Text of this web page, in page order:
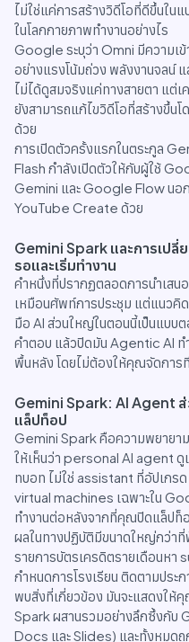
ไม่ใช่แค่การสร้างวิดีโอที่ดีขึ้นในแ
ในโลกกายภาพทำงานอย่างไร
Google ระบุว่า Omni มีความเ
อย่างแรงโน้มถ่วง พลังงานจลน์
ไม่ได้ดูสมจริงแค่ทางสายตา แต่
ยังสามารถแก้ไขวิดีโอที่สร้างขึ้น
ด้วย
การเปิดตัวครั้งแรกในตระกูล
Flash กำลังเปิดตัวให้กับผู้ใช้
Gemini และ Google Flow นอ
YouTube Create ด้วย
Gemini Spark และการเป
รอและเริ่มทำงาน
คำหนึ่งที่ปรากฏตลอดการนำเส
เหมือนศัพท์การประชุม แต่แนวคิ
มือ AI ส่วนใหญ่ในตอนนี้เป็นแบบ
คำตอบ แล้วปิดมัน Agentic AI ท
พื้นหลัง โดยไม่ต้องให้คุณจัดการ
Gemini Spark: AI Agent
แล็ปท็อป
Gemini Spark คือความพยาย
ให้เห็นว่า personal AI agent ดู
ทบอท ไม่ใช่ assistant ที่อัปเกร
virtual machines เฉพาะใน
ทำงานต่อหลังจากที่คุณปิดแล็ปท็
ผลในทางปฏิบัติมีขนาดใหญ่กว่า
รายการบัตรเครดิตรายเดือนห
กำหนดการโรงเรียน ติดตามประ
พบสิ่งที่เกี่ยวข้อง มันจะแสดงให้
Spark ผสานรวมอย่างลึกซึ้งกับ
Docs และ Slides) และทั้งหมด